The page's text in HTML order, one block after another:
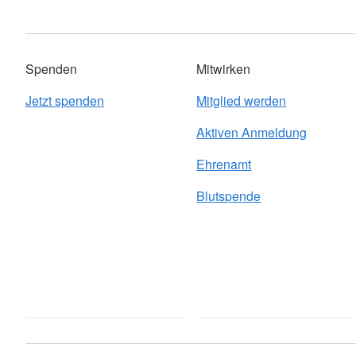
Spenden
Jetzt spenden
Mitwirken
Mitglied werden
Aktiven Anmeldung
Ehrenamt
Blutspende